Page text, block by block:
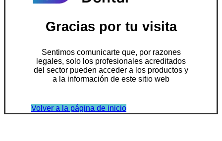
Gracias por tu visita
Sentimos comunicarte que, por razones
legales, solo los profesionales acreditados
del sector pueden acceder a los productos y
a la información de este sitio web
Volver a la página de inicio